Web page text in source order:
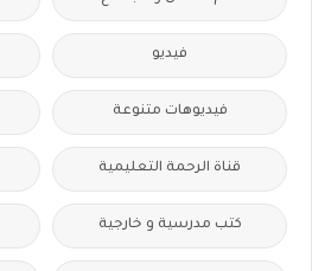
فيديو
فيديوهات متنوعة
قناة الرحمة التعليمية
كتب مدرسية و خارجية